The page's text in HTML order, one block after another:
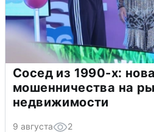
Сосед из 1990-х:
мошенничества на
недвижимости
9 августа 2